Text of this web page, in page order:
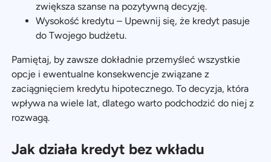
zwiększa szanse na pozytywną decyzję.
Wysokość kredytu – Upewnij się, że kredyt pasuje
do Twojego budżetu.
Pamiętaj, by zawsze dokładnie przemyśleć wszystkie
opcje i ewentualne konsekwencje związane z
zaciągnięciem kredytu hipotecznego. To decyzja, która
wpływa na wiele lat, dlatego warto podchodzić do niej z
rozwagą.
Jak działa kredyt bez wkładu